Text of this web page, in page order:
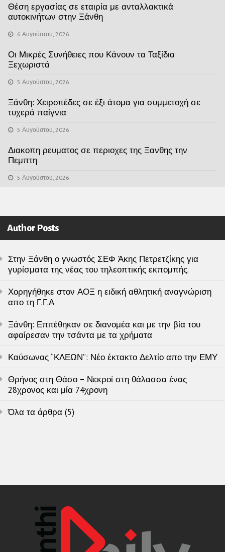
Θέση εργασίας σε εταιρία με ανταλλακτικά
αυτοκινήτων στην Ξάνθη
6 Αυγούστου, 2026
Οι Μικρές Συνήθειες που Κάνουν τα Ταξίδια
Ξεχωριστά
5 Αυγούστου, 2026
Ξάνθη: Χειροπέδες σε έξι άτομα για συμμετοχή σε
τυχερά παίγνια
5 Αυγούστου, 2026
Διακοπη ρευματος σε περιοχες της Ξανθης την
Πεμπτη
5 Αυγούστου, 2026
Author Posts
Στην Ξάνθη ο γνωστός ΣΕΦ Άκης Πετρετζίκης για
γυρίσματα της νέας του τηλεοπτικής εκπομπής.
Χορηγήθηκε στον ΑΟΞ η ειδική αθλητική αναγνώριση
απο τη Γ.Γ.Α
Ξάνθη: Επιτέθηκαν σε διανομέα και με την βία του
αφαίρεσαν την τσάντα με τα χρήματα
Καύσωνας “ΚΛΕΩΝ”: Νέο έκτακτο Δελτίο απο την ΕΜΥ
Θρήνος στη Θάσο – Νεκροί στη θάλασσα ένας
28χρονος και μία 74χρονη
Όλα τα άρθρα (5)